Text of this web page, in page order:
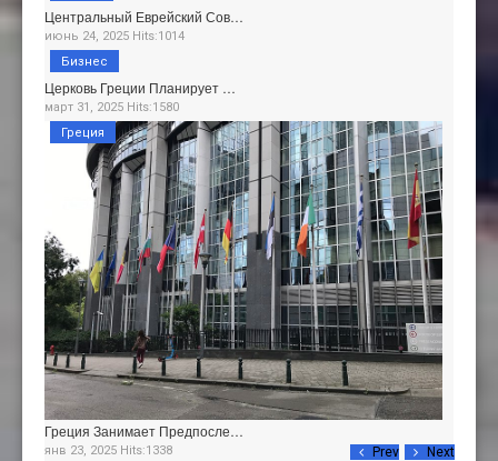
Prev Next
Центральный Еврейский Сов…
июнь 24, 2025 Hits:1014
Церковь Греции Планирует …
март 31, 2025 Hits:1580
Бизнес
Греция Занимает Предпосле…
янв 23, 2025 Hits:1338
Греция